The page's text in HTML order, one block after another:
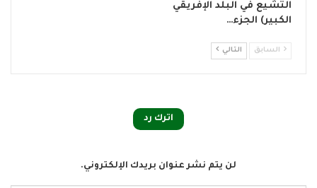
التشيع في البلد الإفريقي
الكبير) الجزء…
السابق التالي
اترك رد
لن يتم نشر عنوان بريدك الإلكتروني.